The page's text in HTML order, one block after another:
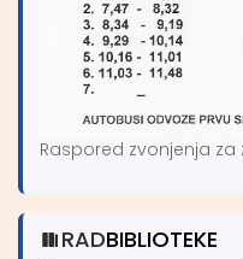
Raspored zvonjenja za
RADBIBLIOTEKE